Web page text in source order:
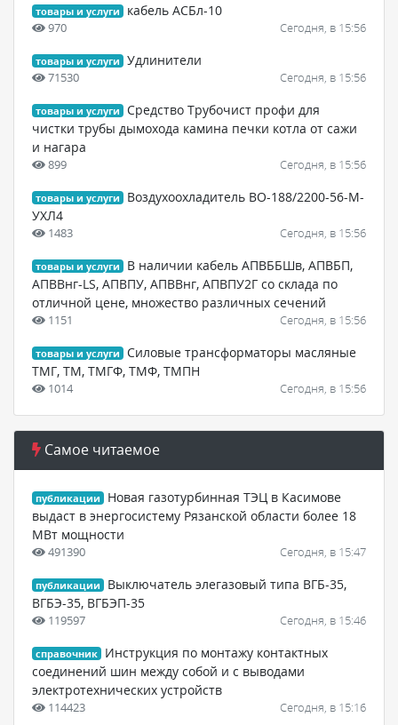
товары и услуги кабель АСБл-10
970 Сегодня, в 15:56
товары и услуги Удлинители
71530 Сегодня, в 15:56
товары и услуги
Средство Трубочист профи для
чистки трубы дымохода камина печки котла от сажи
и нагара
899 Сегодня, в 15:56
товары и услуги
Воздухоохладитель ВО-188/2200-56-М-
УХЛ4
1483 Сегодня, в 15:56
товары и услуги
В наличии кабель АПВББШв, АПВБП,
АПВВнг-LS, АПВПУ, АПВВнг, АПВПУ2Г со склада по
отличной цене, множество различных сечений
1151 Сегодня, в 15:56
товары и услуги
Силовые трансформаторы масляные
ТМГ, ТМ, ТМГФ, ТМФ, ТМПН
1014 Сегодня, в 15:56
Самое читаемое
публикации
Новая газотурбинная ТЭЦ в Касимове
выдаст в энергосистему Рязанской области более 18
МВт мощности
491390 Сегодня, в 15:47
публикации
Выключатель элегазовый типа ВГБ-35,
ВГБЭ-35, ВГБЭП-35
119597 Сегодня, в 15:46
справочник
Инструкция по монтажу контактных
соединений шин между собой и с выводами
электротехнических устройств
114423 Сегодня, в 15:16